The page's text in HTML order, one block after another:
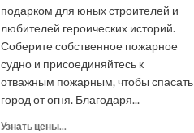
подарком для юных строителей и
любителей героических историй.
Соберите собственное пожарное
судно и присоединяйтесь к
отважным пожарным, чтобы спасать
город от огня. Благодаря...
Узнать цены...